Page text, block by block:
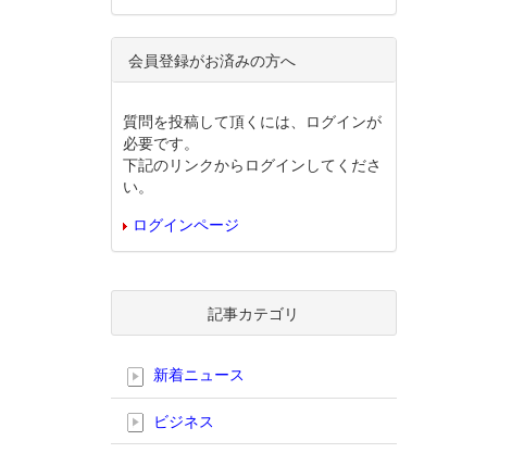
会員登録がお済みの方へ
質問を投稿して頂くには、ログインが
必要です。
下記のリンクからログインしてくださ
い。
ログインページ
記事カテゴリ
新着ニュース
ビジネス